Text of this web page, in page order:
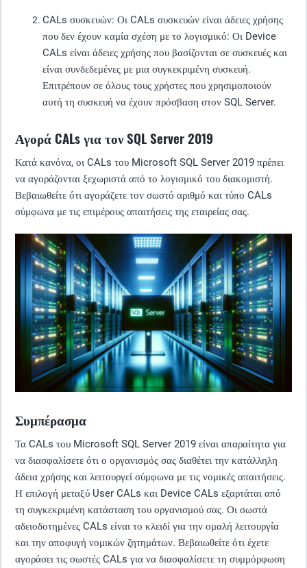
CALs συσκευών: Οι CALs συσκευών είναι άδειες χρήσης
που δεν έχουν καμία σχέση με το λογισμικό: Οι Device
CALs είναι άδειες χρήσης που βασίζονται σε συσκευές και
είναι συνδεδεμένες με μια συγκεκριμένη συσκευή.
Επιτρέπουν σε όλους τους χρήστες που χρησιμοποιούν
αυτή τη συσκευή να έχουν πρόσβαση στον SQL Server.
Αγορά CALs για τον SQL Server 2019
Κατά κανόνα, οι CALs του Microsoft SQL Server 2019 πρέπει
να αγοράζονται ξεχωριστά από το λογισμικό του διακομιστή.
Βεβαιωθείτε ότι αγοράζετε τον σωστό αριθμό και τύπο CALs
σύμφωνα με τις επιμέρους απαιτήσεις της εταιρείας σας.
Συμπέρασμα
Τα CALs του Microsoft SQL Server 2019 είναι απαραίτητα για
να διασφαλίσετε ότι ο οργανισμός σας διαθέτει την κατάλληλη
άδεια χρήσης και λειτουργεί σύμφωνα με τις νομικές απαιτήσεις.
Η επιλογή μεταξύ User CALs και Device CALs εξαρτάται από
τη συγκεκριμένη κατάσταση του οργανισμού σας. Οι σωστά
αδειοδοτημένες CALs είναι το κλειδί για την ομαλή λειτουργία
και την αποφυγή νομικών ζητημάτων. Βεβαιωθείτε ότι έχετε
αγοράσει τις σωστές CALs για να διασφαλίσετε τη συμμόρφωση